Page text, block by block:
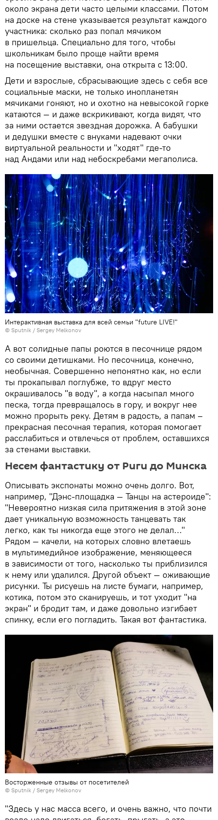
около экрана дети часто целыми классами. Потом
на доске на стене указывается результат каждого
участника: сколько раз попал мячиком
в пришельца. Специально для того, чтобы
школьникам было проще найти время
на посещение выставки, она открыта с 13:00.
Дети и взрослые, сбрасывающие здесь с себя все
социальные маски, не только инопланетян
мячиками гоняют, но и охотно на невысокой горке
катаются — и даже вскрикивают, когда видят, что
за ними остается звездная дорожка. А бабушки
и дедушки вместе с внуками надевают очки
виртуальной реальности и "ходят" где-то
над Андами или над небоскребами мегаполиса.
Интерактивная выставка для всей семьи "future LIVE!"
© Sputnik / Sergey Melkonov
А вот солидные папы роются в песочнице рядом
со своими детишками. Но песочница, конечно,
необычная. Совершенно непонятно как, но если
ты прокапывал поглубже, то вдруг место
окрашивалось "в воду", а когда насыпал много
песка, тогда превращалось в гору, и вокруг нее
можно прорыть реку. Детям в радость, а папам –
прекрасная песочная терапия, которая помогает
расслабиться и отвлечься от проблем, оставшихся
за стенами выставки.
Несем фантастику от Риги до Минска
Описывать экспонаты можно очень долго. Вот,
например, "Дэнс-площадка — Танцы на астероиде":
"Невероятно низкая сила притяжения в этой зоне
дает уникальную возможность танцевать так
легко, как ты никогда еще этого не делал…"
Рядом — качели, на которых словно влетаешь
в мультимедийное изображение, меняющееся
в зависимости от того, насколько ты приблизился
к нему или удалился. Другой объект — оживающие
рисунки. Ты рисуешь на листе бумаги, например,
котика, потом это сканируешь, и тот уходит "на
экран" и бродит там, и даже довольно изгибает
спинку, если его погладить. Такая вот фантастика.
Восторженные отзывы от посетителей
© Sputnik / Sergey Melkonov
"Здесь у нас масса всего, и очень важно, что почти